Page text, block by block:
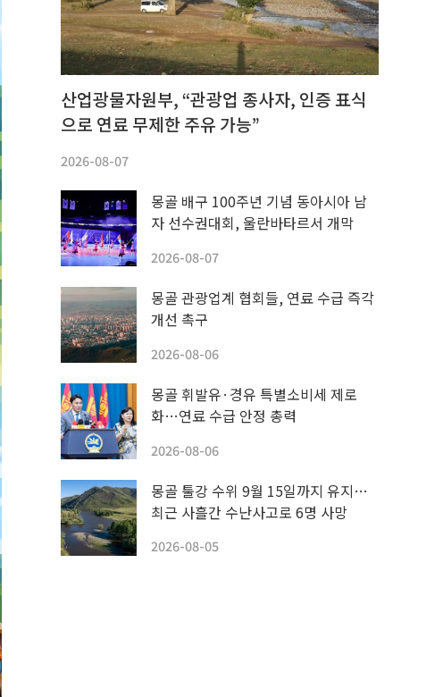
산업광물자원부, “관광업 종사자, 인증 표식
으로 연료 무제한 주유 가능”
2026-08-07
몽골 배구 100주년 기념 동아시아 남
자 선수권대회, 울란바타르서 개막
2026-08-07
몽골 관광업계 협회들, 연료 수급 즉각
개선 촉구
2026-08-06
몽골 휘발유·경유 특별소비세 제로
화…연료 수급 안정 총력
2026-08-06
몽골 툴강 수위 9월 15일까지 유지…
최근 사흘간 수난사고로 6명 사망
2026-08-05